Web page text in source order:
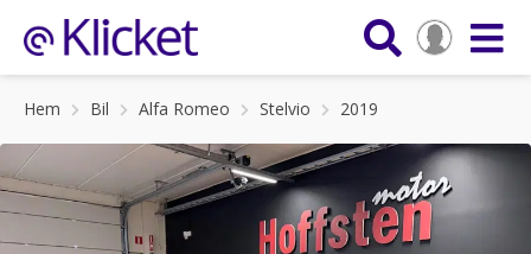
Hem Bil Alfa Romeo Stelvio 2019